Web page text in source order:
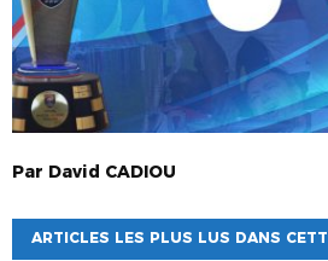
Par David CADIOU
ARTICLES LES PLUS LUS DANS